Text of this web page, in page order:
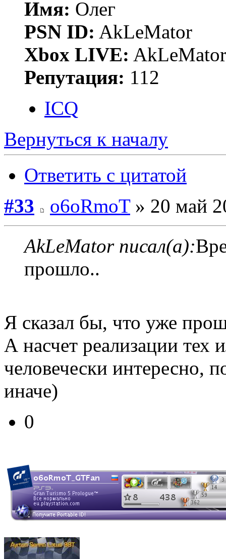
Имя: Олег
PSN ID: AkLeMator
Xbox LIVE:
Репутация: 112
ICQ
Вернуться к началу
Ответить с цитатой
#33
o6oRmoT» 20 май
AkLeMator писал(а):
прошло..
Я сказал бы, что уже
А насчет реализации
человечески интересно,
иначе)
0